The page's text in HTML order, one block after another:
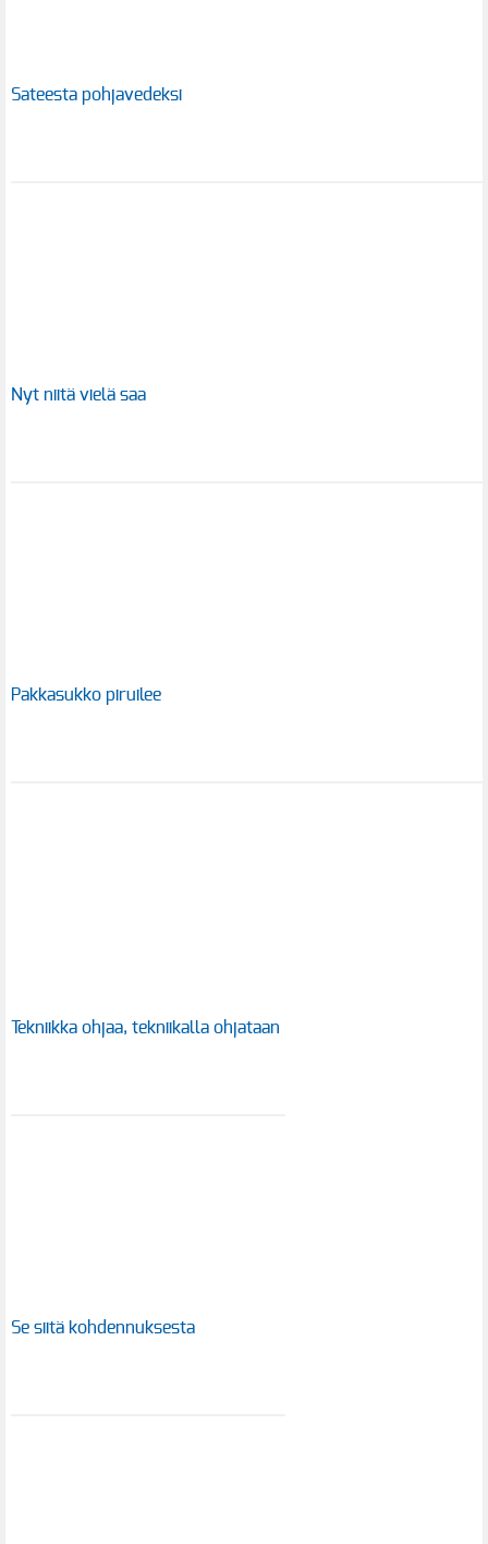
Sateesta pohjavedeksi
Nyt niitä vielä saa
Pakkasukko piruilee
Tekniikka ohjaa, tekniikalla ohjataan
Se siitä kohdennuksesta